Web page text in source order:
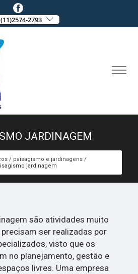
(11)2574-2793
JARDINAGEM
paisagismo e jardinagens
jardinagem
são atividades muito
ser realizadas por
visto que os
no planejamento, gestão e
livres. Uma empresa